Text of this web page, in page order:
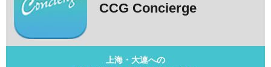
CCG Concierge
上海・大連への